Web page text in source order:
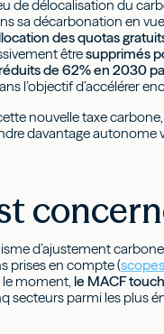
de délocalisation du
sa décarbonation en
des quotas
êtresupprimés
de 62% en 2030
l’objectif d’accélérer
nouvelle taxe
davantage autonome
d’ajustement
prises en compte (
le moment,le MACF
secteurs parmi les plus